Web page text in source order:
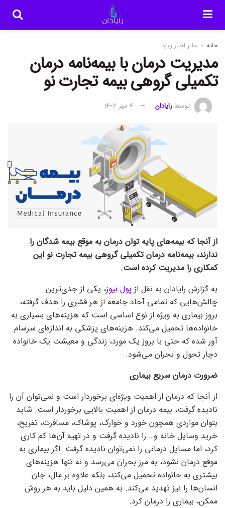
خانه سایر اخبار ویژه
مدیریت درمان با بیمه‌نامه درمان
تکمیلی گروهی بیمه تجارت نو
توسطرایادان 4 مهر 1402
از آنجا که بیمه‌های پایه توان درمان به موقع بیمه شدگان را
ندارند، بیمه‌نامه درمان تکمیلی گروهی بیمه تجارت نو این
کمکاری را مدیریت کرده است.
به گزارش رایادان به نقل از پول نیوز، یکی از جدی‌ترین
چالش‌هایی که تمامی آحاد جامعه از هر قشری را هدف گرفته،
بروز بیماری به ویژه از نوع اساسی است که هزینه‌های بسیاری به
خانواده‌ها تحمیل می‌کند. هزینه‌های پزشکی به اندازه‌ای سرسام
آور شده که حتی با بروز یک مورد، زندگی و معیشت یک خانواده
دچار تحول و بحران می‌شود.
ضرورت درمان سریع بیماری
از آنجا که درمان از اهمیت ویژه‌ای برخوردار است و نمی‌توان آن را
نادیده گرفت، بیمه درمان از اهمیت بالایی برخوردار است. شاید
بتوان مواردی همچون خورد و خوارک، پوشاک، مسافرت، تفریح،
خرید وسایل خانه و… را نادیده گرفت و در تهیه آن‌ها کم کاری
کرد، اما مسایل درمانی را نمی‌توان نادیده گرفت. اگر بیماری به
موقع درمان نشود، به مرز بحران می‌رسد و نه تنها هزینه‌های
بیشتری به خانواده تحمیل می‌کند، بلکه علاوه بر مال، جان
انسان‌ها را نیز تهدید می‌کند. به همین دلیل باید به هر روش
ممکن، بیماری را درمان کرد.